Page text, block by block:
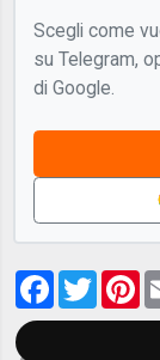
Scegli come
su Telegram,
di Google.
Facebook